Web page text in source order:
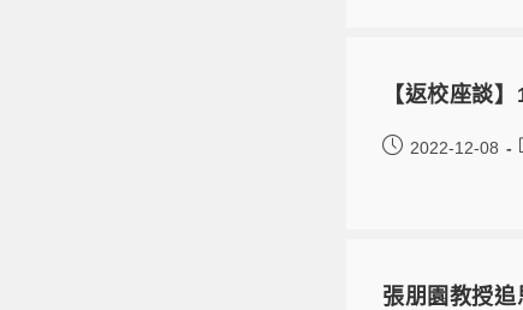
【返校座談
2022-12-08
張朋園教授